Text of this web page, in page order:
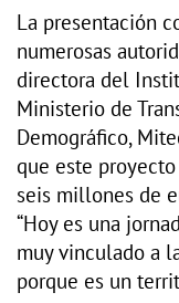
La presentación
numerosas
directora del
Ministerio de
Demográfico,
que este
seis millones de
“Hoy es una
muy vinculado a
porque es un